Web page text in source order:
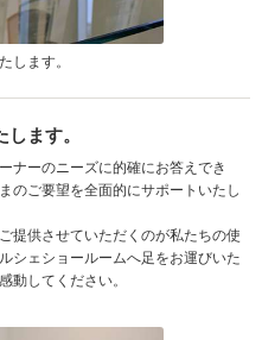
します。
ます。
ナーのニーズに的確にお答えでき
のご要望を全面的にサポートいたし
提供させていただくのが私たちの使
シェショールームへ足をお運びいた
動してください。